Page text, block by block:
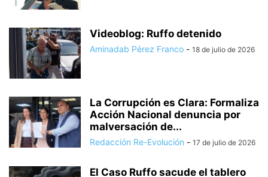
Videoblog: Ruffo detenido
Aminadab Pérez Franco - 18 de julio de 2026
La Corrupción es Clara: Formaliza
Acción Nacional denuncia por
malversación de...
Redacción Re-Evolución - 17 de julio de 2026
El Caso Ruffo sacude el tablero